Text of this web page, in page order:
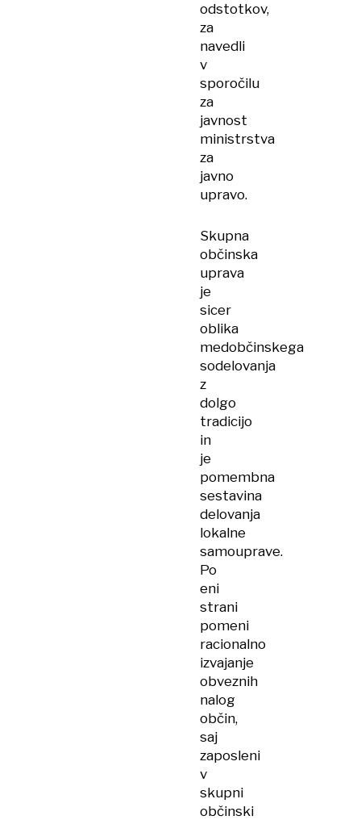
odstotkov,
za
navedli
v
sporočilu
za
javnost
ministrstva
za
javno
upravo.
Skupna
občinska
uprava
je
sicer
oblika
medobčinskega
sodelovanja
z
dolgo
tradicijo
in
je
pomembna
sestavina
delovanja
lokalne
samouprave.
Po
eni
strani
pomeni
racionalno
izvajanje
obveznih
nalog
občin,
saj
zaposleni
v
skupni
občinski